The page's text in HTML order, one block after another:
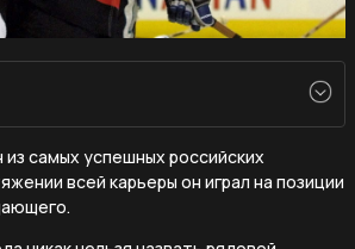
самых успешных российских
всей карьеры он играл на позиции